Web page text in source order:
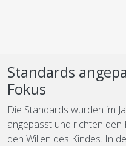
Standards
Fokus
Die Standards wurden im
angepasst und richten
den Willen des Kindes. In